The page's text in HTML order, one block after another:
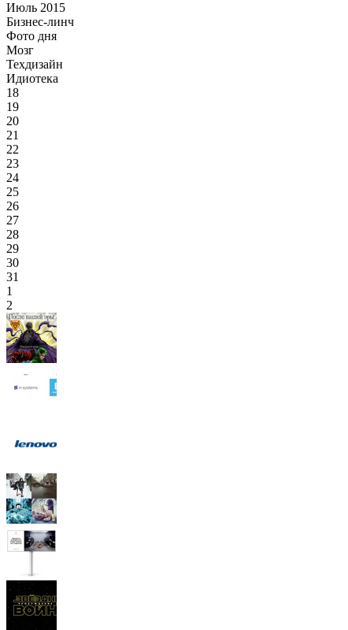
Июль 2015
Бизнес-линч
Фото дня
Мозг
Техдизайн
Идиотека
18
19
20
21
22
23
24
25
26
27
28
29
30
31
1
2